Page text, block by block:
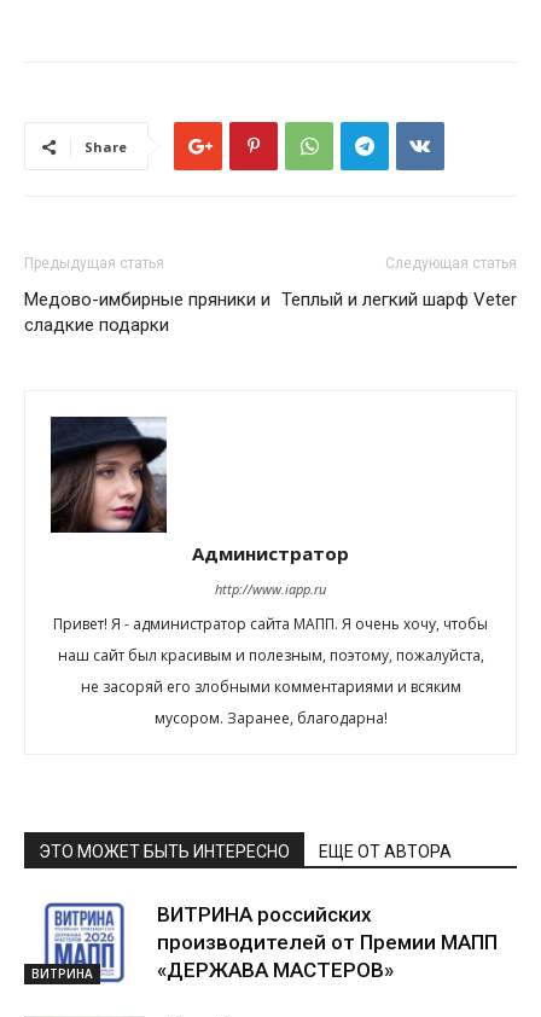
Share
Предыдущая статья
Медово-имбирные пряники и
сладкие подарки
Следующая статья
Теплый и легкий шарф Veter
Администратор
http://www.iapp.ru
Привет! Я - администратор сайта МАПП. Я очень хочу, чтобы
наш сайт был красивым и полезным, поэтому, пожалуйста,
не засоряй его злобными комментариями и всяким
мусором. Заранее, благодарна!
ЭТО МОЖЕТ БЫТЬ ИНТЕРЕСНО ЕЩЕ ОТ АВТОРА
ВИТРИНА
ВИТРИНА российских
производителей от Премии МАПП
«ДЕРЖАВА МАСТЕРОВ»